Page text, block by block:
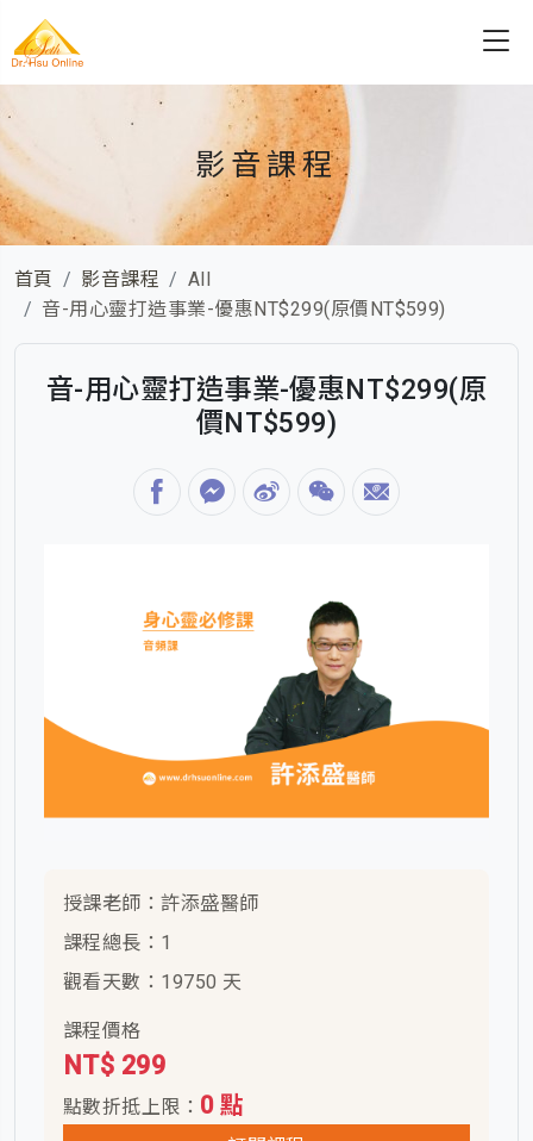
影音課程
首頁 影音課程
All
音-用心靈打造事業-優惠NT$299(原價NT$599)
音-用心靈打造事業-優惠NT$299(原
價NT$599)
授課老師：許添盛醫師
課程總長：1
觀看天數：19750 天
課程價格
NT$ 299
點數折抵上限： 0 點